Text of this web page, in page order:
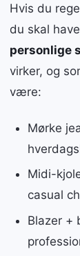
Hvis du
du skal
personlige
virker, og
være:
Mørke
Midi-
casual
Blazer +